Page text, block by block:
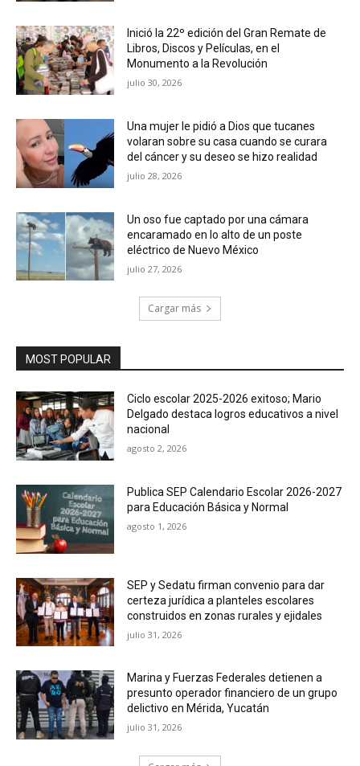
Inició la 22º edición del Gran Remate de
Libros, Discos y Películas, en el
Monumento a la Revolución
julio 30, 2026
Una mujer le pidió a Dios que tucanes
volaran sobre su casa cuando se curara
del cáncer y su deseo se hizo realidad
julio 28, 2026
Un oso fue captado por una cámara
encaramado en lo alto de un poste
eléctrico de Nuevo México
julio 27, 2026
Cargar más
MOST POPULAR
Ciclo escolar 2025-2026 exitoso; Mario
Delgado destaca logros educativos a nivel
nacional
agosto 2, 2026
Publica SEP Calendario Escolar 2026-2027
para Educación Básica y Normal
agosto 1, 2026
SEP y Sedatu firman convenio para dar
certeza jurídica a planteles escolares
construidos en zonas rurales y ejidales
julio 31, 2026
Marina y Fuerzas Federales detienen a
presunto operador financiero de un grupo
delictivo en Mérida, Yucatán
julio 31, 2026